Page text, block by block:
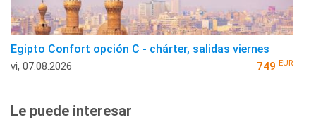
Egipto Confort opción C - chárter, salidas viernes
vi, 07.08.2026 749 EUR
Le puede interesar